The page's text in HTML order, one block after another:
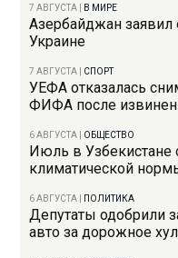
7 АВГУСТА В МИРЕ
Азербайджан заявил
Украине
7 АВГУСТА СПОРТ
УЕФА отказалась
ФИФА после
6 АВГУСТА ОБЩЕСТВО
Июль в Узбекистане
климатической
6 АВГУСТА ПОЛИТИКА
Депутаты одобрили
авто за дорожное